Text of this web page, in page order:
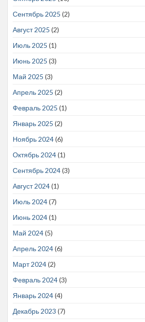
Сентябрь 2025 (2)
Август 2025 (2)
Июль 2025 (1)
Июнь 2025 (3)
Май 2025 (3)
Апрель 2025 (2)
Февраль 2025 (1)
Январь 2025 (2)
Ноябрь 2024(6)
Октябрь 2024(1)
Сентябрь 2024(3)
Август 2024(1)
Июль 2024(7)
Июнь 2024(1)
Май 2024(5)
Апрель 2024(6)
Март 2024(2)
Февраль 2024(3)
Январь 2024(4)
Декабрь 2023 (7)